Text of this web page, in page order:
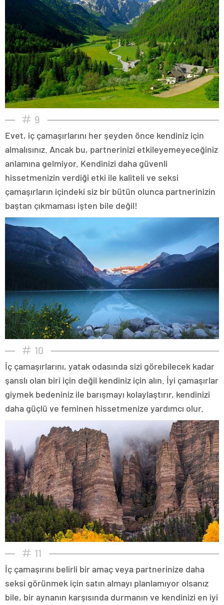
9
Evet, iç çamaşırlarını her şeyden önce kendiniz için
almalısınız. Ancak bu, partnerinizi etkileyemeyeceğiniz
anlamına gelmiyor. Kendinizi daha güvenli
hissetmenizin verdiği etki ile kaliteli ve seksi
çamaşırların içindeki siz bir bütün olunca partnerinizin
baştan çıkmaması işten bile değil!
10
İç çamaşırlarını, yatak odasında sizi görebilecek kadar
şanslı olan biri için değil kendiniz için alın. İyi çamaşırlar
giymek bedeniniz ile barışmayı kolaylaştırır, kendinizi
daha güçlü ve feminen hissetmenize yardımcı olur.
11
İç çamaşırını belirli bir amaç veya partnerinize daha
seksi görünmek için satın almayı planlamıyor olsanız
bile, bir aynanın karşısında durmanın ve kendinizi en iyi